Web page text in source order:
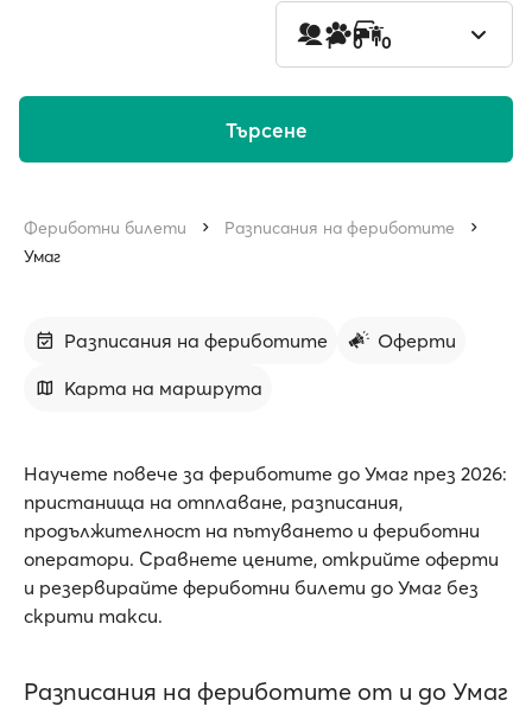
1 0 0
Търсене
Фериботни билети
Разписания на фериботите
Умаг
Разписания на фериботите
Оферти
Карта на маршрута
Научете повече за фериботите до Умаг през 2026:
пристанища на отплаване, разписания,
продължителност на пътуването и фериботни
оператори. Сравнете цените, открийте оферти
и резервирайте фериботни билети до Умаг без
скрити такси.
Разписания на фериботите от и до Умаг